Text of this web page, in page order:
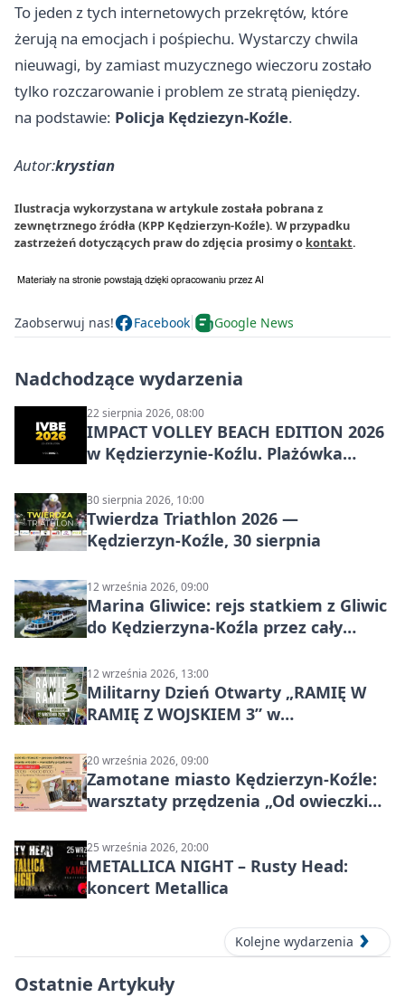
To jeden z tych internetowych przekrętów, które
żerują na emocjach i pośpiechu. Wystarczy chwila
nieuwagi, by zamiast muzycznego wieczoru zostało
tylko rozczarowanie i problem ze stratą pieniędzy.
na podstawie: Policja Kędziezyn-Koźle.
Autor:krystian
Ilustracja wykorzystana w artykule została pobrana z
zewnętrznego źródła (KPP Kędzierzyn-Koźle). W przypadku
zastrzeżeń dotyczących praw do zdjęcia prosimy o kontakt.
Zaobserwuj nas! Facebook Google News
Nadchodzące wydarzenia
22 sierpnia 2026, 08:00
IMPACT VOLLEY BEACH EDITION 2026
w Kędzierzynie-Koźlu. Plażówka
30 sierpnia 2026, 10:00
Twierdza Triathlon 2026 —
Kędzierzyn-Koźle, 30 sierpnia
12 września 2026, 09:00
Marina Gliwice: rejs statkiem z Gliwic
do Kędzierzyna-Koźla przez cały
12 września 2026, 13:00
Militarny Dzień Otwarty „RAMIĘ W
RAMIĘ Z WOJSKIEM 3” w
20 września 2026, 09:00
Zamotane miasto Kędzierzyn-Koźle:
warsztaty przędzenia „Od owieczki
25 września 2026, 20:00
METALLICA NIGHT – Rusty Head:
koncert Metallica
Kolejne wydarzenia
Ostatnie Artykuły